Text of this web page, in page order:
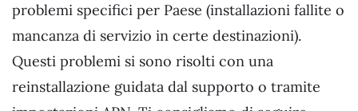
problemi specifici per Paese (installazioni fallite o
mancanza di servizio in certe destinazioni).
Questi problemi si sono risolti con una
reinstallazione guidata dal supporto o tramite